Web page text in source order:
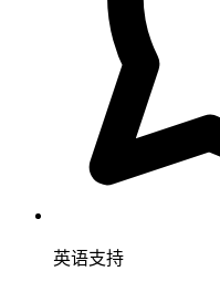
英语支持